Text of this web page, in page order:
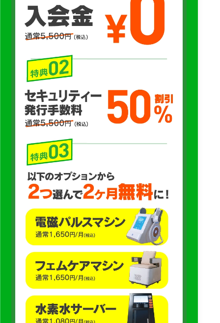
当社は、取得したお客様の個人情報を、以下の利用目的の範囲
内でのみ利用することとし、お客様ご本人の同意がある場合ま
たは法令で認められている場合を除き、その目的の範囲を超え
た利用はいたしません。
・会員の本人確認
・入会、退会、休会、プラン変更、オプション契約、各種手続
き等の管理
・各クラブ利用料金、商品代金、サービス利用料等の請求、決
済、返金、支払管理のため
・当社または各クラブからの連絡、お問い合わせ対応、各種通
・当社または各クラブのイベント、キャンペーン、サービス、
商品、各種プログラム等の案内および運営のため
・各クラブにおける防犯、安全管理、事故防止、トラブル対
応、盗難防止、不正利用の防止、施設秩序の維持のため
・施設内の混雑状況、利用状況、滞在時間、動線、エリア別利
用傾向等の把握、分析および可視化のため
・施設レイアウト、マシン配置、スタッフ配置、サービス内
容、プログラム内容、導線設計、混雑緩和等の改善のため
・当社または各クラブが提供するサービス等の品質向上、改
善、新サービスの開発のため
・AIカメラ等により取得した映像、画像その他の情報の解析、
およびこれらを用いた機械学習、AIモデルの構築、アルゴリズ
ムの精度向上、研究開発のため
・AIカメラ等により生成された解析結果や統計情報を用いた、
混雑状況の可視化、安全管理、不正検知、利便性向上、機能改
善、新サービス提供のため